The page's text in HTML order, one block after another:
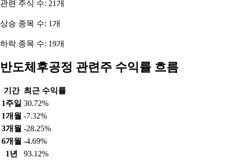
관련 주식 수: 21개
상승 종목 수: 1개
하락 종목 수: 19개
반도체후공정 관련주 수익률 흐름
기간 최근 수익률
1주일 30.72%
1개월 -7.32%
3개월 -28.25%
6개월 -4.69%
1년
93.12%